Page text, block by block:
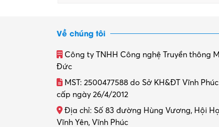
Về chúng tôi
Công ty TNHH Công nghệ Truyền thông
Đức
MST: 2500477588 do Sở KH&ĐT Vĩnh Phúc
cấp ngày 26/4/2012
Địa chỉ: Số 83 đường Hùng Vương, Hội
Vĩnh Yên, Vĩnh Phúc